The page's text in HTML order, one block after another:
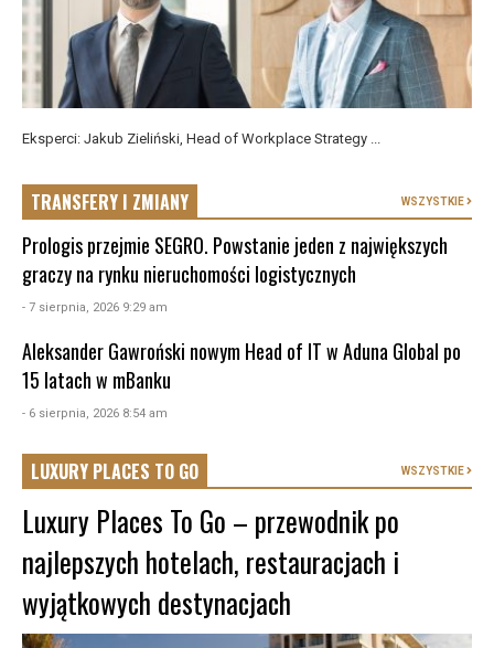
Eksperci: Jakub Zieliński, Head of Workplace Strategy ...
TRANSFERY I ZMIANY WSZYSTKIE
Prologis przejmie SEGRO. Powstanie jeden z największych
graczy na rynku nieruchomości logistycznych
- 7 sierpnia, 2026 9:29 am
Aleksander Gawroński nowym Head of IT w Aduna Global po
15 latach w mBanku
- 6 sierpnia, 2026 8:54 am
LUXURY PLACES TO GO WSZYSTKIE
Luxury Places To Go – przewodnik po
najlepszych hotelach, restauracjach i
wyjątkowych destynacjach